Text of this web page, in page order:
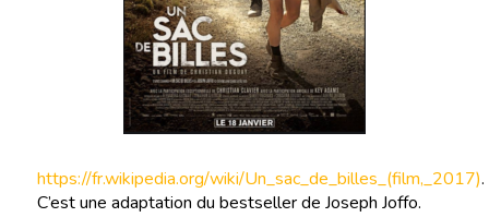
https://fr.wikipedia.org/wiki/Un_sac_de_billes_(film,_2017).
C’est une adaptation du bestseller de Joseph Joffo.